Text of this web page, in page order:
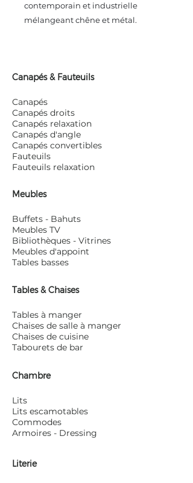
contemporain et industrielle
mélangeant chêne et métal.
Canapés & Fauteuils
Canapés
Canapés droits
Canapés relaxation
Canapés d'angle
Canapés convertibles
Fauteuils
Fauteuils relaxation
Meubles
Buffets - Bahuts
Meubles TV
Bibliothèques - Vitrines
Meubles d'appoint
Tables basses
Tables & Chaises
Tables à manger
Chaises de salle à manger
Chaises de cuisine
Tabourets de bar
Chambre
Lits
Lits escamotables
Commodes
Armoires - Dressing
Literie